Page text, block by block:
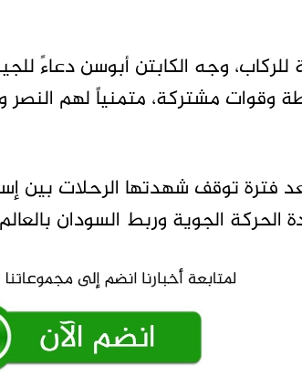
وجه الكابتن أبوسن دعاءً
وقوات مشتركة، متمنياً لهم النصر
فترة توقف شهدتها الرحلات بين
الجوية وربط السودان